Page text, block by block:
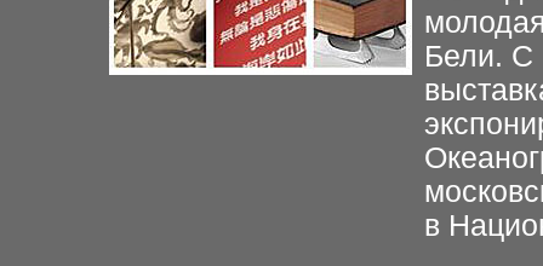
Бели. С
в